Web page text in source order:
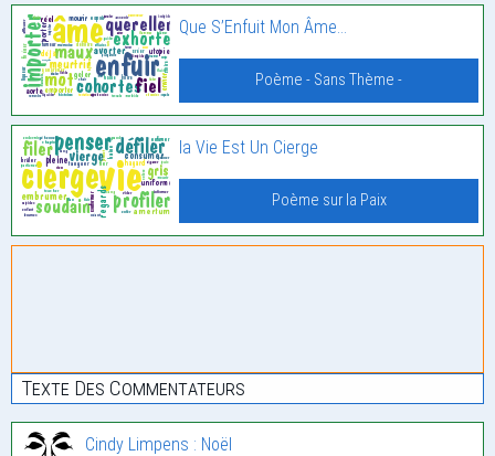
Que S’Enfuit Mon Âme…
Poème - Sans Thème -
la Vie Est Un Cierge
Poème sur la Paix
Texte Des Commentateurs
Cindy Limpens : Noël